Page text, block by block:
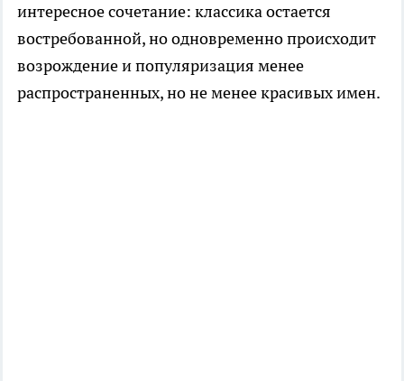
интересное сочетание: классика остается
востребованной, но одновременно происходит
возрождение и популяризация менее
распространенных, но не менее красивых имен.